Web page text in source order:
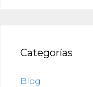
Categorías
Blog